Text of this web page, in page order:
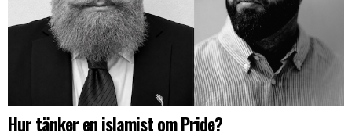
Hur tänker en islamist om Pride?